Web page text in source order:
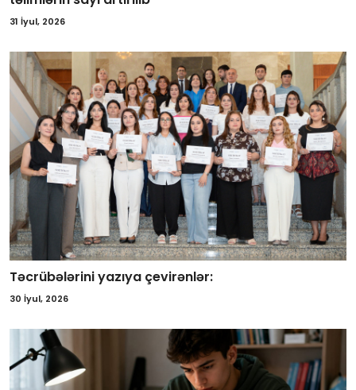
31 İyul, 2026
Təcrübələrini yazıya çevirənlər:
30 İyul, 2026